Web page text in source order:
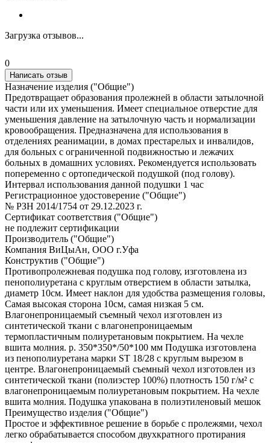
Загрузка отзывов...
0
Написать отзыв
Назначение изделия ("Общие")
Предотвращает образования пролежней в области затылочной
части или их уменьшения. Имеет специальное отверстие для
уменьшения давление на затылочную часть и нормализации
кровообращения. Предназначена для использования в
отделениях реанимации, в домах престарелых и инвалидов,
для больных с ограниченной подвижностью и лежачих
больных в домашних условиях. Рекомендуется использовать
попеременно с ортопедической подушкой (под голову).
Интервал использования данной подушки 1 час
Регистрационное удостоверение ("Общие")
№ РЗН 2014/1754 от 29.12.2023 г.
Сертификат соответствия ("Общие")
не подлежит сертификации
Производитель ("Общие")
Компания ВиЦыАн, ООО г.Уфа
Конструктив ("Общие")
Противопролежневая подушка под голову, изготовлена из
пенополиуретана с круглым отверстием в области затылка,
диаметр 10см. Имеет наклон для удобства размещения головы,
Самая высокая сторона 10см, самая низкая 5 см.
Влагонепроницаемый съемный чехол изготовлен из
синтетической ткани с влагонепроницаемым
термопластичным полиуретановым покрытием. На чехле
вшита молния. р. 350*350*/50*100 мм Подушка изготовлена
из пенополиуретана марки ST 18/28 с круглым вырезом в
центре. Влагонепроницаемый съемный чехол изготовлен из
синтетической ткани (полиэстер 100%) плотность 150 г/м² с
влагонепроницаемым полиуретановым покрытием. На чехле
вшита молния. Подушка упакована в полиэтиленовый мешок
Преимущество изделия ("Общие")
Простое и эффективное решение в борьбе с пролежями, чехол
легко обрабатывается способом двухкратного протирания